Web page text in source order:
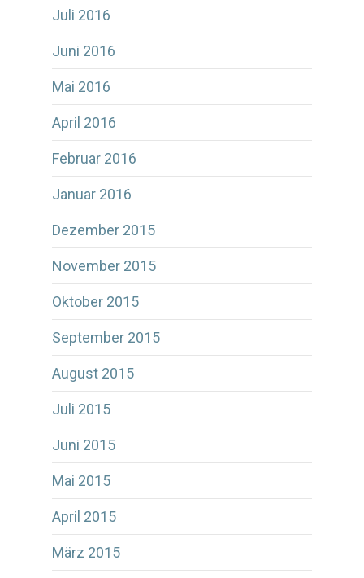
Juli 2016
Juni 2016
Mai 2016
April 2016
Februar 2016
Januar 2016
Dezember 2015
November 2015
Oktober 2015
September 2015
August 2015
Juli 2015
Juni 2015
Mai 2015
April 2015
März 2015